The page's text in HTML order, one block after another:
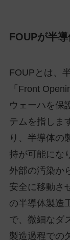
FOUPが半
FOUPとは、
「Front
ウェーハを保
テムを指しま
り、半導体の
持が可能にな
外部の汚染か
安全に移動さ
の半導体製造
で、微細なダ
製造過程での